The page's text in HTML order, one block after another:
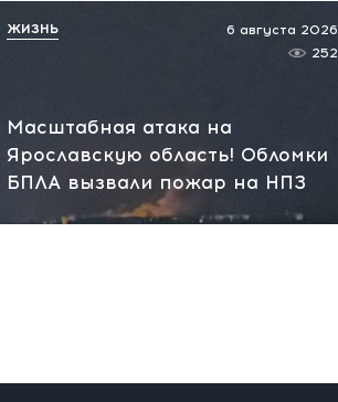
Николаева
Масштабная атака на
Ярославскую область! Обломки
БПЛА вызвали пожар на НПЗ
6 августа 2026
252
ЖИЗНЬ